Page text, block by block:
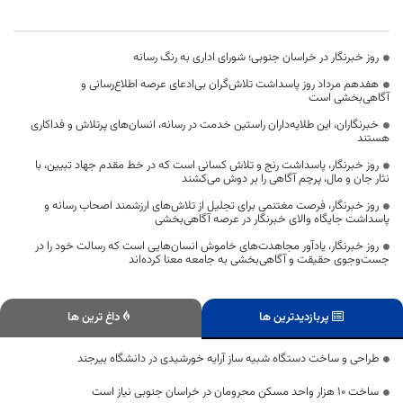
روز خبرنگار در خراسان جنوبی؛ شورای اداری به رنگ رسانه
هفدهم مرداد روز پاسداشت تلاش‌گران بی‌ادعای عرصه اطلاع‌رسانی و
آگاهی‌بخشی است
خبرنگاران، این طلایه‌داران راستین خدمت در رسانه، انسان‌های پرتلاش و فداکاری
هستند
روز خبرنگار، پاسداشت رنج و تلاش کسانی است که در خط مقدم جهاد تبیین، با
نثار جان و مال، پرچم آگاهی را بر دوش می‌کشند
روز خبرنگار، فرصت مغتنمی برای تجلیل از تلاش‌های ارزشمند اصحاب رسانه و
پاسداشت جایگاه والای خبرنگار در عرصه آگاهی‌بخشی
روز خبرنگار، یادآور مجاهدت‌های خاموش انسان‌هایی است که رسالت خود را در
جست‌وجوی حقیقت و آگاهی‌بخشی به جامعه معنا کرده‌اند
پربازدیدترین ها داغ ترین ها
طراحی و ساخت دستگاه شبیه ساز آرایه خورشیدی در دانشگاه بیرجند
ساخت ۱۰ هزار واحد مسکن محرومان در خراسان جنوبی نیاز است